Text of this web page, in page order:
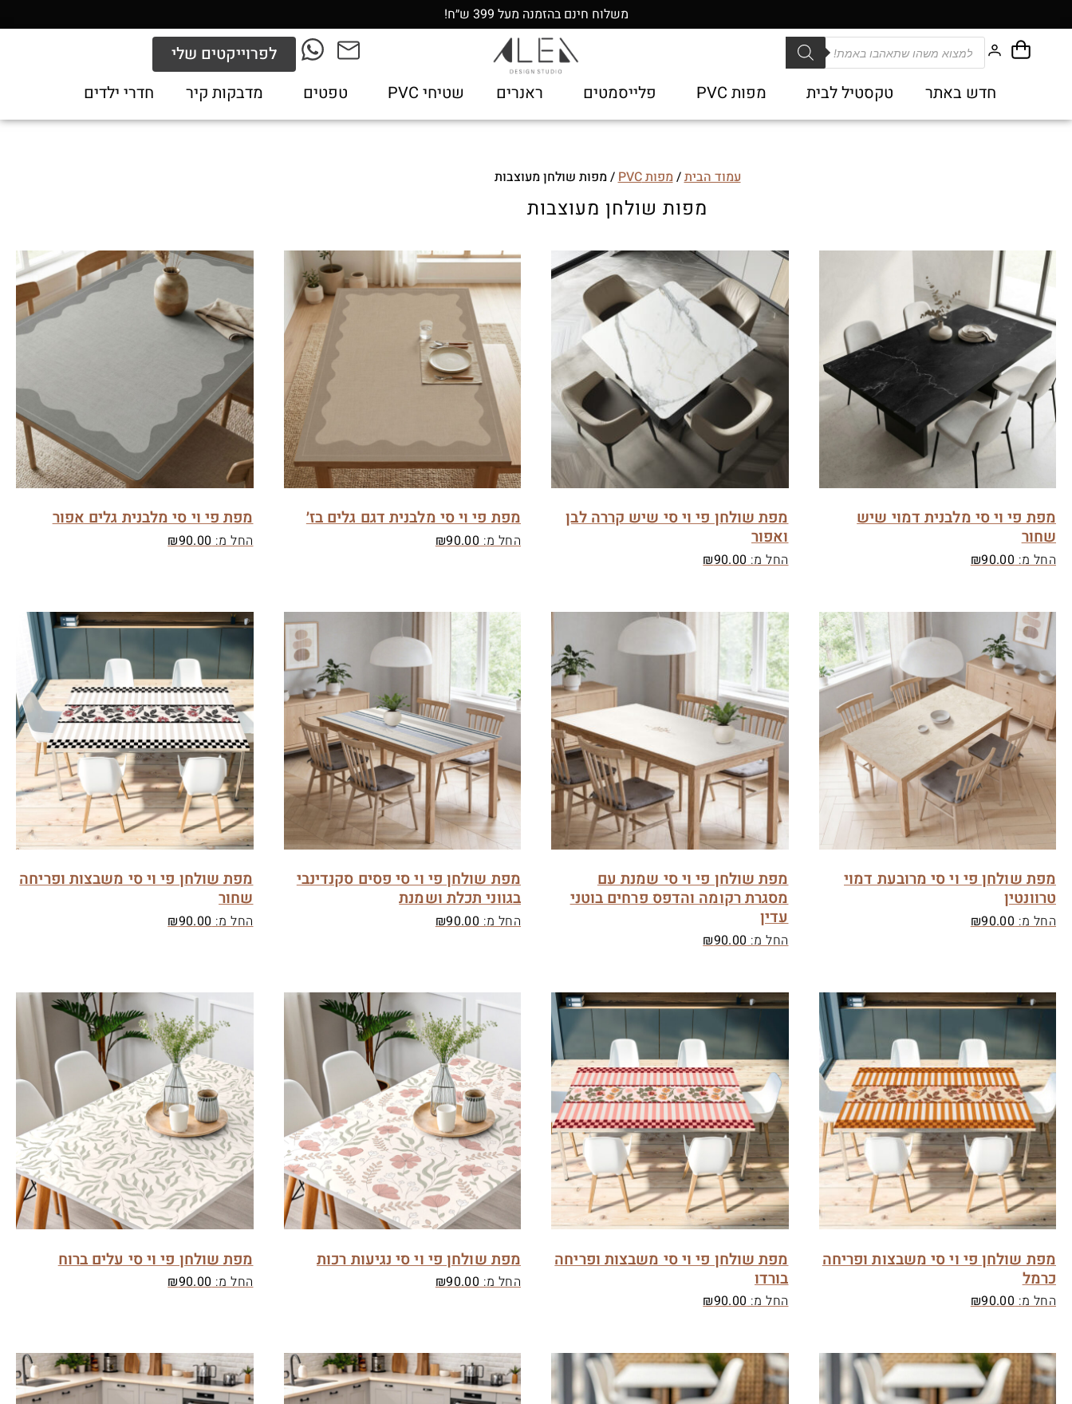
משלוח חינם בהזמנה מעל 399 ש״ח!
לפרוייקטים שלי
חדש באתר
טקסטיל לבית מפות PVC פלייסמטים ראנרים שטיחי PVC טפטים מדבקות קיר חדרי ילדים
עמוד הבית/מפות PVC / מפות שולחן מעוצבות
מפות שולחן מעוצבות
מפת פי וי סי מלבנית דמוי שיש
שחור
החל מ: ₪90.00
מפת שולחן פי וי סי שיש קררה לבן
ואפור
החל מ: ₪90.00
מפת פי וי סי מלבנית דגם גלים בז׳
החל מ: ₪90.00
מפת פי וי סי מלבנית גלים אפור
החל מ: ₪90.00
מפת שולחן פי וי סי מרובעת דמוי
טרוונטין
החל מ: ₪90.00
מפת שולחן פי וי סי שמנת עם
מסגרת רקומה והדפס פרחים בוטני
עדין
החל מ: ₪90.00
מפת שולחן פי וי סי פסים סקנדינבי
בגווני תכלת ושמנת
החל מ: ₪90.00
מפת שולחן פי וי סי משבצות ופריחה
שחור
החל מ: ₪90.00
מפת שולחן פי וי סי משבצות ופריחה
כרמל
החל מ: ₪90.00
מפת שולחן פי וי סי משבצות ופריחה
בורדו
החל מ: ₪90.00
מפת שולחן פי וי סי נגיעות רכות
החל מ: ₪90.00
מפת שולחן פי וי סי עלים ברוח
החל מ: ₪90.00